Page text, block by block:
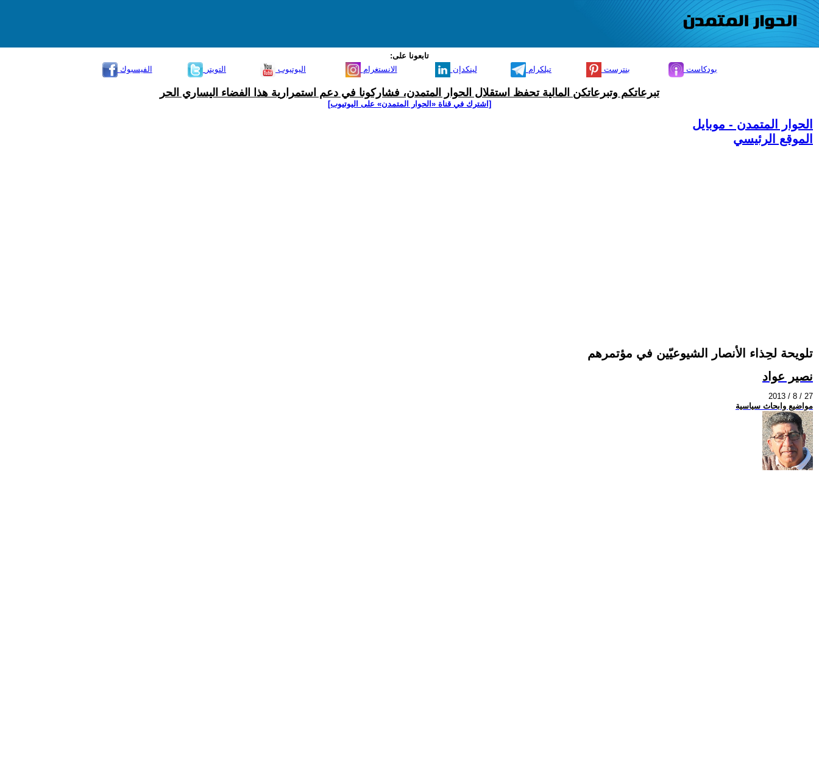
تابعونا على:
الفيسبوك
التويتر اليوتيوب الانستغرام لينكدإن تيلكرام بنترست بودكاست
تبرعاتكم وتبرعاتكن المالية تحفظ استقلال الحوار المتمدن، فشاركونا في دعم استمرارية هذا الفضاء اليساري الحر
[اشترك في قناة ‫«الحوار المتمدن» على اليوتيوب]
الحوار المتمدن - موبايل
الموقع الرئيسي
تلويحة لحِذاء الأنصار الشيوعيّين في مؤتمرهم
نصير عواد
2013 / 8 / 27
مواضيع وابحاث سياسية